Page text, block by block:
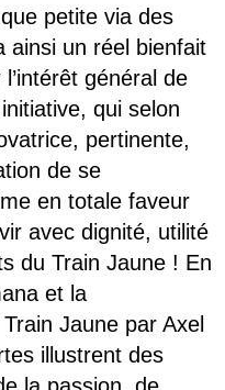
petite via des
ainsi un réel bienfait
général de
qui selon
pertinente,
de se
en totale faveur
avec dignité, utilité
du Train Jaune ! En
et la
Jaune par Axel
illustrent des